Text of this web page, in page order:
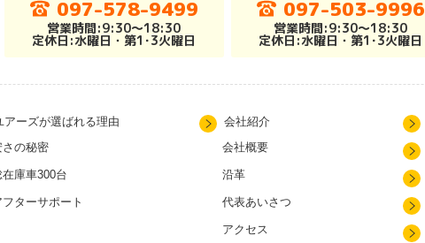
097-578-9499
営業時間:9:30～18:30
定休日:水曜日・第1･3火曜日
097-503-9996
営業時間:9:30～18:30
定休日:水曜日・第1･3火曜日
アーズが選ばれる理由
さの秘密
在庫車300台
フターサポート
会社紹介
会社概要
沿革
代表あいさつ
アクセス